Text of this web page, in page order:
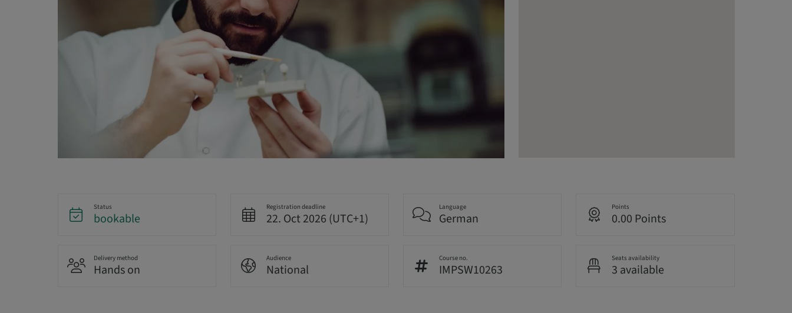
Status
bookable
Registration deadline
22. Oct 2026 (UTC+1)
Language
German
Points
0.00 Points
Delivery method
Hands on
Audience
National
Course no.
IMPSW10263
Seats availability
3 available